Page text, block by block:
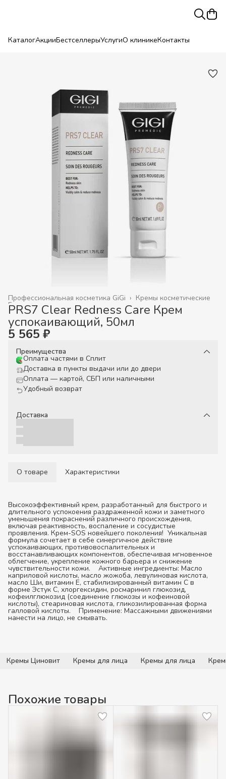
КаталогАкцииБестселлерыУслугиО клиникеКонтакты
Кремы косметические
Профессиональная косметика GiGi ›
Главная
PRS7 Clear Redness Care Крем
успокаивающий, 50мл
5 565 ₽
Преимущества
Оплата частями в Сплит
Доставка в пункты выдачи или до двери
Оплата — картой, СБП или наличными
Удобный возврат
Доставка
О товаре Характеристики
Высокоэффективный крем, разработанный для быстрого и
длительного успокоения раздраженной кожи и заметного
уменьшения покраснений различного происхождения,
включая реактивность, воспаление и сосудистые
проявления. Крем-SOS новейшего поколения! Уникальная
формула сочетает в себе синергичное действие
успокаивающих, противовоспалительных и
восстанавливающих компонентов, обеспечивая мгновенное
облегчение, укрепление кожного барьера и снижение
чувствительности кожи. Активные ингредиенты: Масло
каприловой кислоты, масло жожоба, левулиновая кислота,
масло Ши, витамин Е, стабилизированный витамин С в
форме Эстук С, хлоргексидин, росмаринил глюкозид,
кофеилглюкозид (соединение глюкозы и кофеиновой
кислоты), стеариновая кислота, гликозилированная форма
галловой кислоты. Применение: Массажными движениями
нанести на лицо, не смывать.
Кремы Циновит Кремы для лица Кремы для лица
Похожие товары